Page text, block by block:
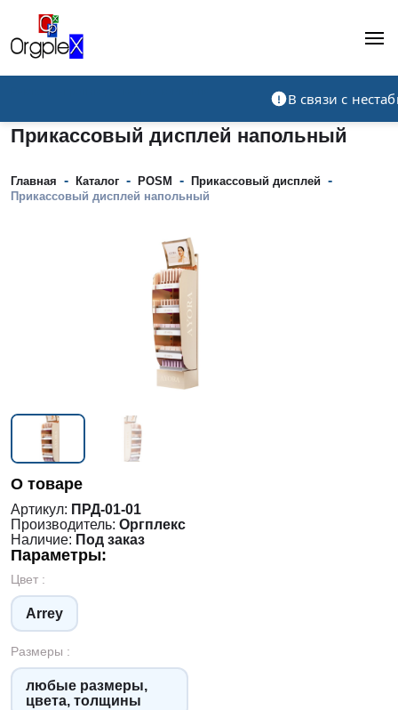
В связи с
Прикассовый дисплей напольный
Главная - Каталог - POSM - Прикассовый дисплей -
Прикассовый дисплей напольный
О товаре
Артикул: ПРД-01-01
Производитель: Оргплекс
Наличие: Под заказ
Параметры:
Цвет :
Arrey
Размеры :
любые размеры,
цвета, толщины